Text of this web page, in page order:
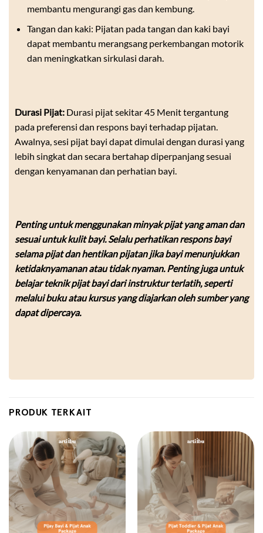
membantu mengurangi gas dan kembung.
Tangan dan kaki: Pijatan pada tangan dan kaki bayi
dapat membantu merangsang perkembangan motorik
dan meningkatkan sirkulasi darah.
Durasi Pijat: Durasi pijat sekitar 45 Menit tergantung
pada preferensi dan respons bayi terhadap pijatan.
Awalnya, sesi pijat bayi dapat dimulai dengan durasi yang
lebih singkat dan secara bertahap diperpanjang sesuai
dengan kenyamanan dan perhatian bayi.
Penting untuk menggunakan minyak pijat yang aman dan
sesuai untuk kulit bayi. Selalu perhatikan respons bayi
selama pijat dan hentikan pijatan jika bayi menunjukkan
ketidaknyamanan atau tidak nyaman. Penting juga untuk
belajar teknik pijat bayi dari instruktur terlatih, seperti
melalui buku atau kursus yang diajarkan oleh sumber yang
dapat dipercaya.
PRODUK TERKAIT